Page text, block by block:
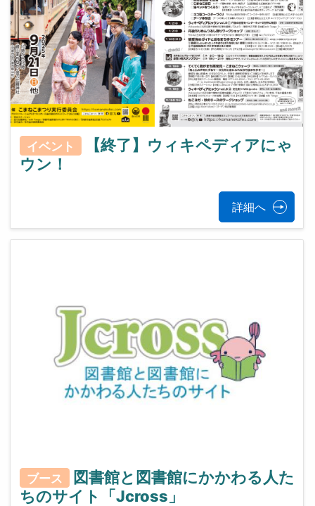
イベント
【終了】ウィキペディアにゃ
ウン！
詳細へ
ブース
図書館と図書館にかかわる人た
ちのサイト「Jcross」